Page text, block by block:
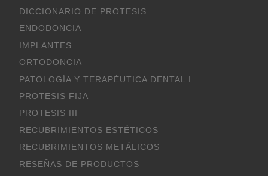
DICCIONARIO DE PROTESIS
ENDODONCIA
IMPLANTES
ORTODONCIA
PATOLOGÍA Y TERAPÉUTICA DENTAL I
PROTESIS FIJA
PROTESIS III
RECUBRIMIENTOS ESTÉTICOS
RECUBRIMIENTOS METÁLICOS
RESEÑAS DE PRODUCTOS